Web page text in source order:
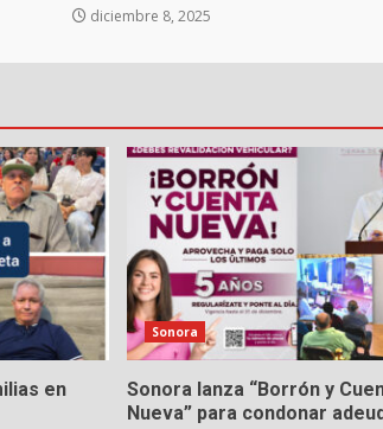
diciembre 8, 2025
en
Sonora
Sonora lanza “Borrón y
Nueva” para condonar